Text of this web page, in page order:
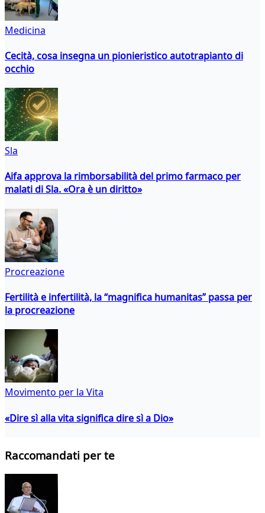
Medicina
Cecità, cosa insegna un pionieristico autotrapianto di
occhio
Sla
Aifa approva la rimborsabilità del primo farmaco per
malati di Sla. «Ora è un diritto»
Procreazione
Fertilità e infertilità, la “magnifica humanitas” passa per
la procreazione
Movimento per la Vita
«Dire sì alla vita significa dire sì a Dio»
Raccomandati per te